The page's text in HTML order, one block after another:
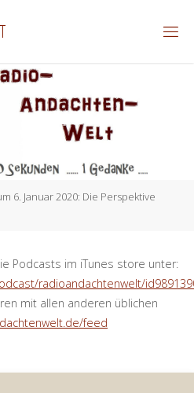
T
6. Januar 2020: Die Perspektive
Podcasts im iTunes store unter:
radioandachtenwelt/
mit allen anderen üblichen
feed